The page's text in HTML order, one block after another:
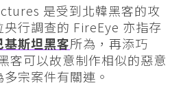
是受到北韓黑客的攻
行調查的 FireEye 亦指存
基斯坦黑客所為，再添巧
客可以故意制作相似的惡意
宗案件有關連。